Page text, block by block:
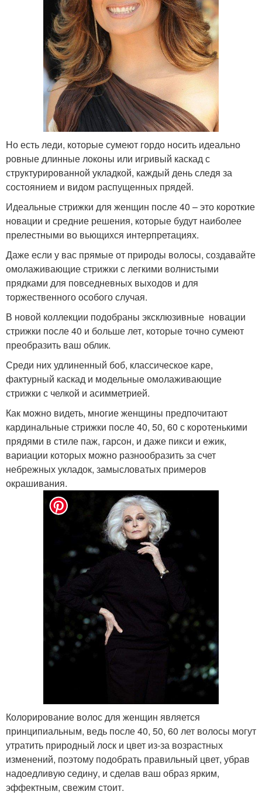
Но есть леди, которые сумеют гордо носить идеально
ровные длинные локоны или игривый каскад с
структурированной укладкой, каждый день следя за
состоянием и видом распущенных прядей.
Идеальные стрижки для женщин после 40 – это короткие
новации и средние решения, которые будут наиболее
прелестными во вьющихся интерпретациях.
Даже если у вас прямые от природы волосы, создавайте
омолаживающие стрижки с легкими волнистыми
прядками для повседневных выходов и для
торжественного особого случая.
В новой коллекции подобраны эксклюзивные новации
стрижки после 40 и больше лет, которые точно сумеют
преобразить ваш облик.
Среди них удлиненный боб, классическое каре,
фактурный каскад и модельные омолаживающие
стрижки с челкой и асимметрией.
Как можно видеть, многие женщины предпочитают
кардинальные стрижки после 40, 50, 60 с коротенькими
прядями в стиле паж, гарсон, и даже пикси и ежик,
вариации которых можно разнообразить за счет
небрежных укладок, замысловатых примеров
окрашивания.
Колорирование волос для женщин является
принципиальным, ведь после 40, 50, 60 лет волосы могут
утратить природный лоск и цвет из-за возрастных
изменений, поэтому подобрать правильный цвет, убрав
надоедливую седину, и сделав ваш образ ярким,
эффектным, свежим стоит.